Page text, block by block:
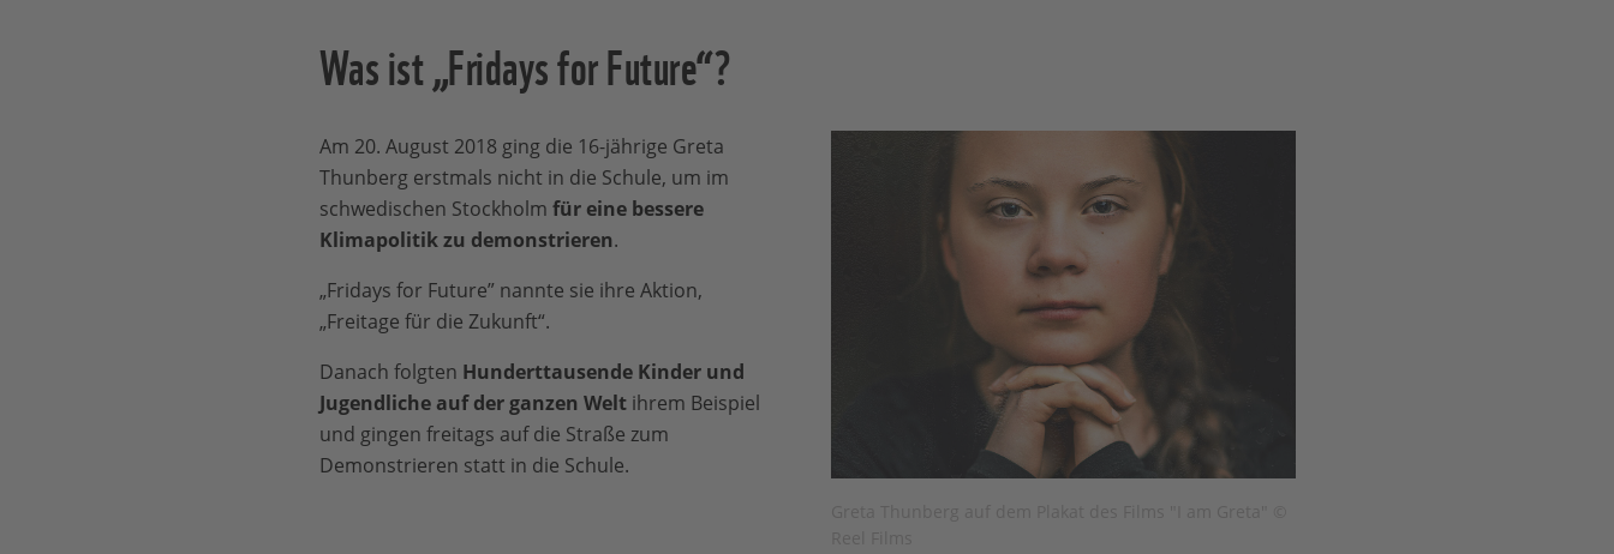
Was ist „Fridays for Future“?
Am 20. August 2018 ging die 16-jährige Greta
Thunberg erstmals nicht in die Schule, um im
schwedischen Stockholm für eine bessere
Klimapolitik zu demonstrieren.
„Fridays for Future” nannte sie ihre Aktion,
„Freitage für die Zukunft“.
Danach folgten Hunderttausende Kinder und
Jugendliche auf der ganzen Weltihrem Beispiel
und gingen freitags auf die Straße zum
Demonstrieren statt in die Schule.